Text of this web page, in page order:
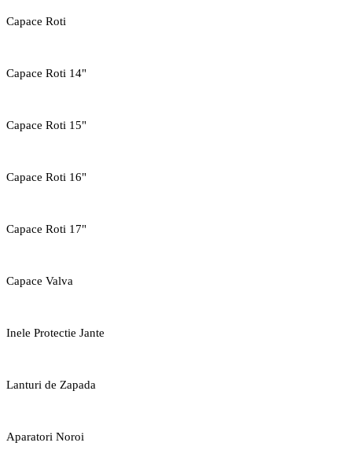
Capace Roti
Capace Roti 14"
Capace Roti 15"
Capace Roti 16"
Capace Roti 17"
Capace Valva
Inele Protectie Jante
Lanturi de Zapada
Aparatori Noroi